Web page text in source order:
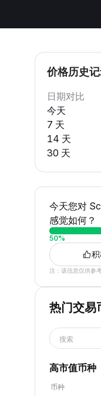
价格历史
日期对比
今天
7 天
14 天
30 天
今天您对
感觉如何？
50%
注：该信息仅供参考
热门交易
搜索
高市值币种
币种